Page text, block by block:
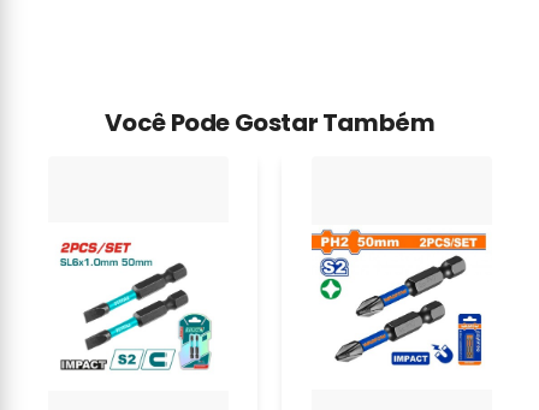
Você Pode Gostar Também